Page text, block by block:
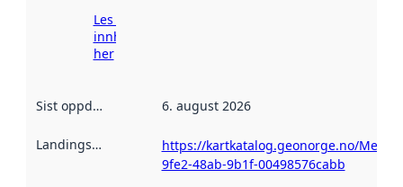
Les meir om
innhenting
her
Sist oppdatert 6. august 2026
Landingsside
https://kartkatalog.geonorge.no/
9fe2-48ab-9b1f-00498576cabb